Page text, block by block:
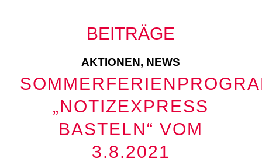
BEITRÄGE
AKTIONEN, NEWS
„NOTIZEXPRESS
BASTELN“ VOM
3.8.2021